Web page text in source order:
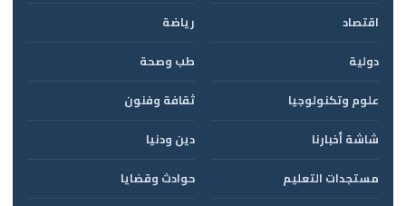
اقتصاد
رياضة
دولية
طب وصحة
علوم وتكنولوجيا
ثقافة وفنون
شاشة أخبارنا
دين ودنيا
مستجدات التعليم
حوادث وقضايا